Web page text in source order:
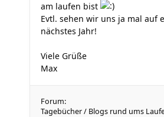
am laufen bist
Evtl. sehen wir uns ja mal auf
nächstes Jahr!
Viele Grüße
Max
Forum:
Tagebücher / Blogs rund ums